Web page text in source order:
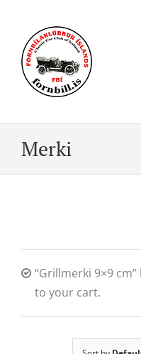
content
Merki
“Grillmerki 9×9
to your cart.